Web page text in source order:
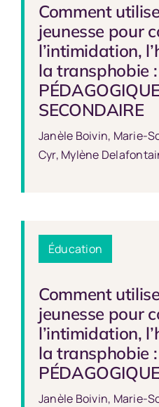
Comment
jeunesse pour
l’intimidation,
la transphobie :
SECONDAIRE
Janèle Boivin, Marie-
Cyr, Mylène
Éducation
Comment
jeunesse pour
l’intimidation,
la transphobie :
Janèle Boivin, Marie-